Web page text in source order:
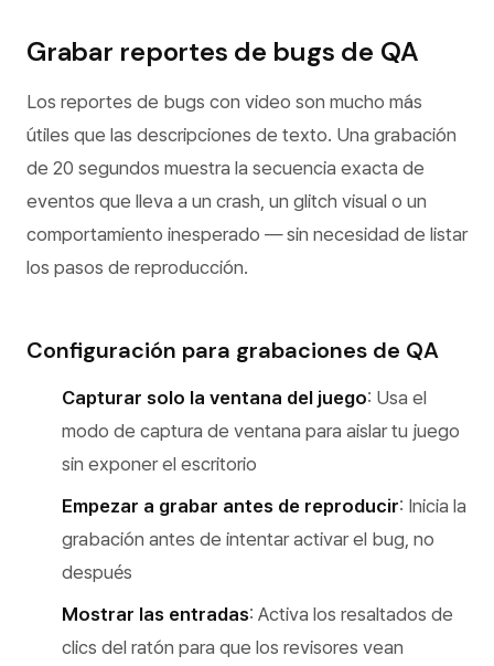
Grabar reportes de bugs de QA
Los reportes de bugs con video son mucho más
útiles que las descripciones de texto. Una grabación
de 20 segundos muestra la secuencia exacta de
eventos que lleva a un crash, un glitch visual o un
comportamiento inesperado — sin necesidad de listar
los pasos de reproducción.
Configuración para grabaciones de QA
Capturar solo la ventana del juego: Usa el
modo de captura de ventana para aislar tu juego
sin exponer el escritorio
Empezar a grabar antes de reproducir: Inicia la
grabación antes de intentar activar el bug, no
después
Mostrar las entradas: Activa los resaltados de
clics del ratón para que los revisores vean